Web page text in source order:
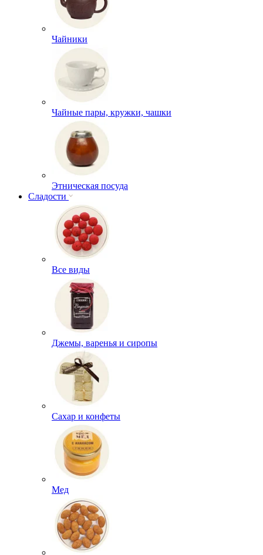
Чайники
Чайные пары, кружки, чашки
Этническая посуда
Сладости
Все виды
Джемы, варенья и сиропы
Сахар и конфеты
Мед